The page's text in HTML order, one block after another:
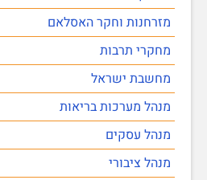
מזרחנות וחקר האסלאם
מחקרי תרבות
מחשבת ישראל
מנהל מערכות בריאות
מנהל עסקים
מנהל ציבורי